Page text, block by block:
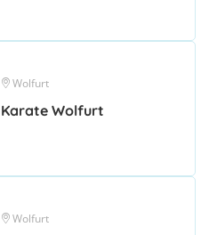
Wolfurt
Karate Wolfurt
Wolfurt